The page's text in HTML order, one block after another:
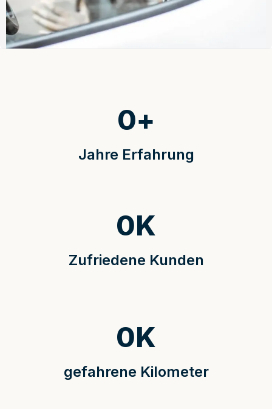
Jahre Erfahrung
0+
Zufriedene Kunden
0K
gefahrene Kilometer
0K